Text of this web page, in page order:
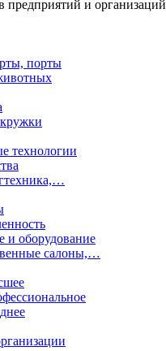
предприятий и организаций
порты
технологии
и оборудование
салоны,…